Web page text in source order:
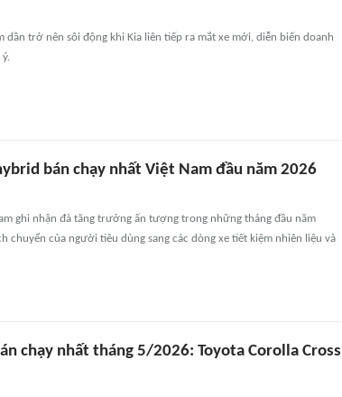
dần trở nên sôi động khi Kia liên tiếp ra mắt xe mới, diễn biến doanh
ý.
bán chạy nhất Việt Nam đầu năm 2026
ghi nhận đà tăng trưởng ấn tượng trong những tháng đầu năm
chuyển của người tiêu dùng sang các dòng xe tiết kiệm nhiên liệu và
chạy nhất tháng 5/2026: Toyota Corolla Cross